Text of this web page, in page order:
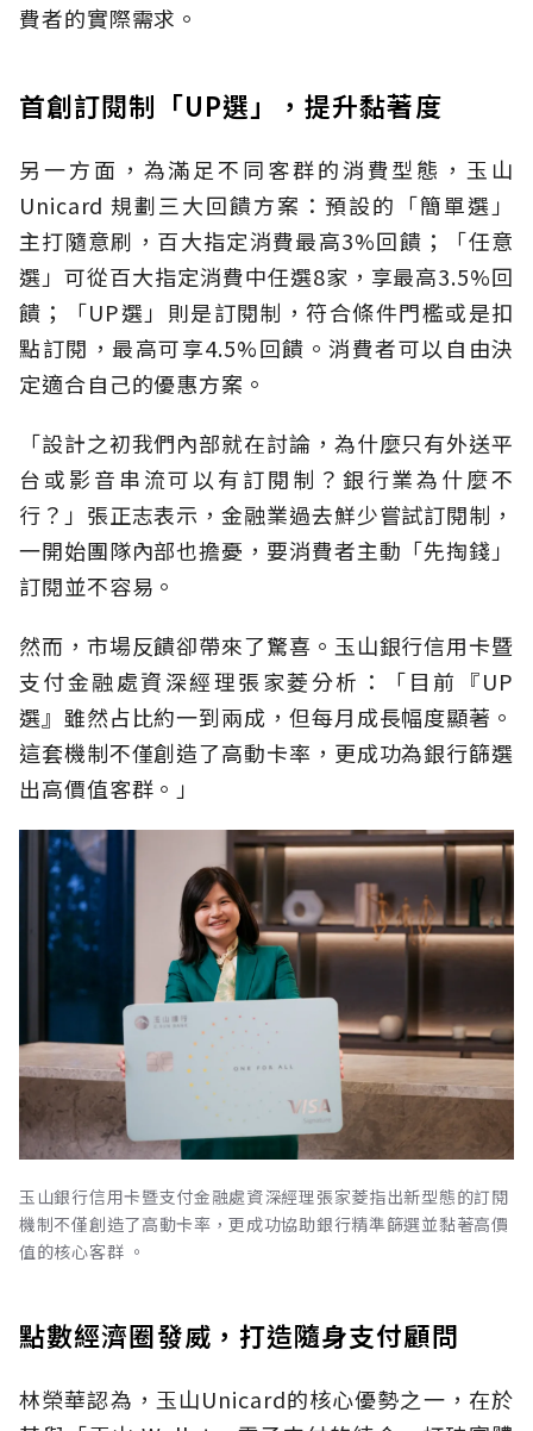
費者的實際需求。
首創訂閱制「UP選」，提升黏著度
另一方面，為滿足不同客群的消費型態，玉山
Unicard 規劃三大回饋方案：預設的「簡單選」
主打隨意刷，百大指定消費最高3%回饋；「任意
選」可從百大指定消費中任選8家，享最高3.5%回
饋；「UP選」則是訂閱制，符合條件門檻或是扣
點訂閱，最高可享4.5%回饋。消費者可以自由決
定適合自己的優惠方案。
「設計之初我們內部就在討論，為什麼只有外送平
台或影音串流可以有訂閱制？銀行業為什麼不
行？」張正志表示，金融業過去鮮少嘗試訂閱制，
一開始團隊內部也擔憂，要消費者主動「先掏錢」
訂閱並不容易。
然而，市場反饋卻帶來了驚喜。玉山銀行信用卡暨
支付金融處資深經理張家菱分析：「目前『UP
選』雖然占比約一到兩成，但每月成長幅度顯著。
這套機制不僅創造了高動卡率，更成功為銀行篩選
出高價值客群。」
玉山銀行信用卡暨支付金融處資深經理張家菱指出新型態的訂閱
機制不僅創造了高動卡率，更成功協助銀行精準篩選並黏著高價
值的核心客群 。
點數經濟圈發威，打造隨身支付顧問
林榮華認為，玉山Unicard的核心優勢之一，在於